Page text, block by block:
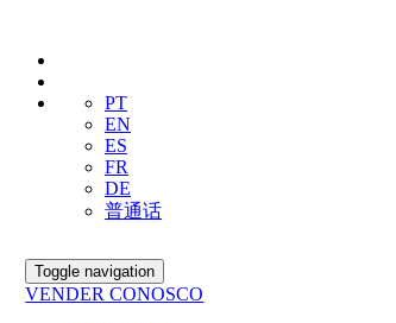
PT
EN
ES
FR
DE
普通话
Toggle navigation
VENDER CONOSCO